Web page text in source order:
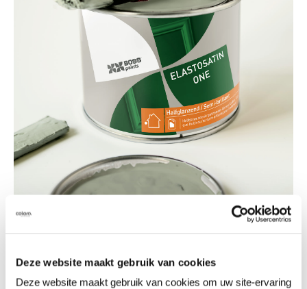
Deze website maakt gebruik van cookies
Deze website maakt gebruik van cookies om uw site-ervaring
heb je nodig?